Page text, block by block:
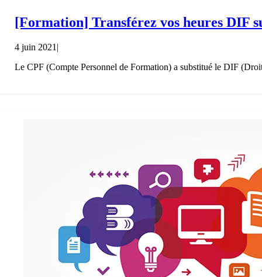
[Formation] Transférez vos heures DIF
4 juin 2021 |
Le CPF (Compte Personnel de Formation) a substitué le DIF